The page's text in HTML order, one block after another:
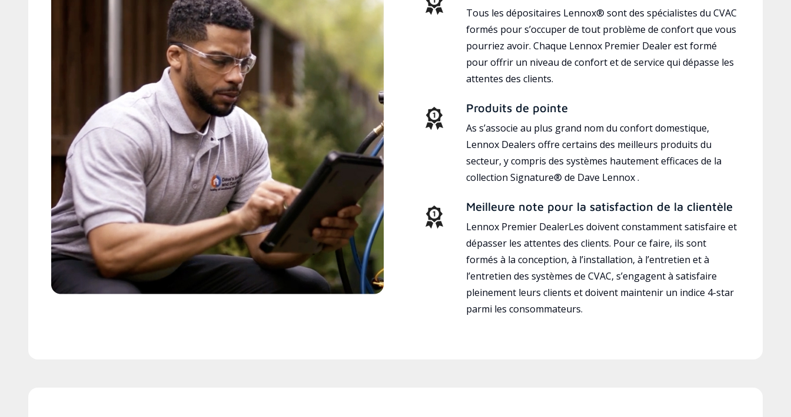
Tous les dépositaires Lennox® sont des spécialistes du CVAC
formés pour s’occuper de tout problème de confort que vous
pourriez avoir. Chaque Lennox Premier Dealer est formé
pour offrir un niveau de confort et de service qui dépasse les
attentes des clients.
Produits de pointe
As s’associe au plus grand nom du confort domestique,
Lennox Dealers offre certains des meilleurs produits du
secteur, y compris des systèmes hautement efficaces de la
collection Signature® de Dave Lennox .
Meilleure note pour la satisfaction de la clientèle
Lennox Premier DealerLes doivent constamment satisfaire et
dépasser les attentes des clients. Pour ce faire, ils sont
formés à la conception, à l’installation, à l’entretien et à
l’entretien des systèmes de CVAC, s’engagent à satisfaire
pleinement leurs clients et doivent maintenir un indice 4-star
parmi les consommateurs.